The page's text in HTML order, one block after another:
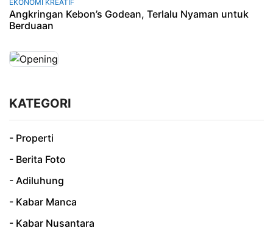
EKONOMI KREATIF
Angkringan Kebon’s Godean, Terlalu Nyaman untuk
Berduaan
KATEGORI
- Properti
- Berita Foto
- Adiluhung
- Kabar Manca
- Kabar Nusantara